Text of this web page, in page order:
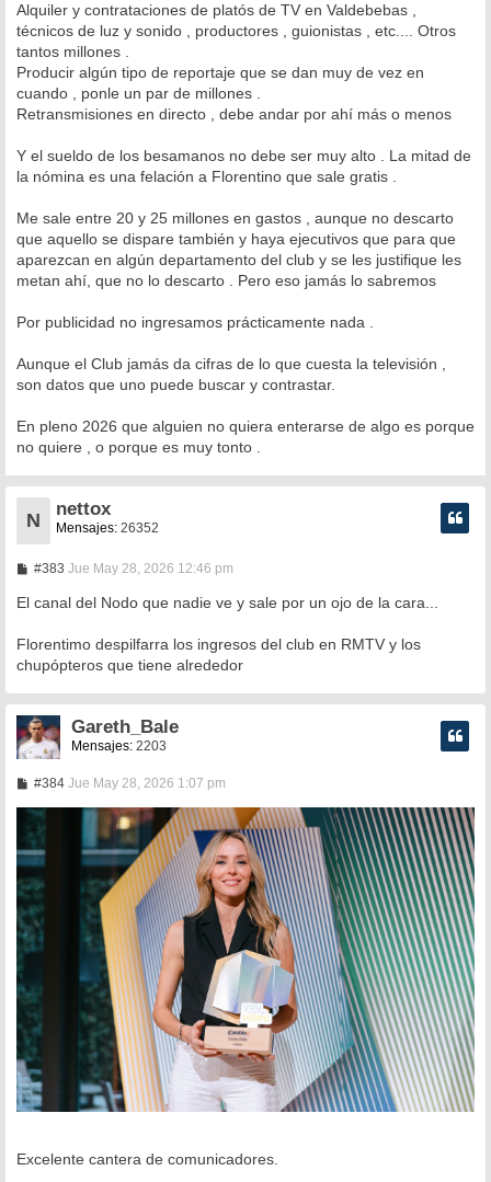
Alquiler y contrataciones de platós de TV en Valdebebas ,
técnicos de luz y sonido , productores , guionistas , etc.... Otros
tantos millones .
Producir algún tipo de reportaje que se dan muy de vez en
cuando , ponle un par de millones .
Retransmisiones en directo , debe andar por ahí más o menos
Y el sueldo de los besamanos no debe ser muy alto . La mitad de
la nómina es una felación a Florentino que sale gratis .
Me sale entre 20 y 25 millones en gastos , aunque no descarto
que aquello se dispare también y haya ejecutivos que para que
aparezcan en algún departamento del club y se les justifique les
metan ahí, que no lo descarto . Pero eso jamás lo sabremos
Por publicidad no ingresamos prácticamente nada .
Aunque el Club jamás da cifras de lo que cuesta la televisión ,
son datos que uno puede buscar y contrastar.
En pleno 2026 que alguien no quiera enterarse de algo es porque
no quiere , o porque es muy tonto .
N
nettox
Mensajes: 26352
#383M
n
s
j
e
Jue May 28, 2026 12:46 pm
El canal del Nodo que nadie ve y sale por un ojo de la cara...
Florentimo despilfarra los ingresos del club en RMTV y los
chupópteros que tiene alrededor
Gareth_Bale
Mensajes: 2203
#384M
n
Jue May 28, 2026 1:07 pm
Excelente cantera de comunicadores.